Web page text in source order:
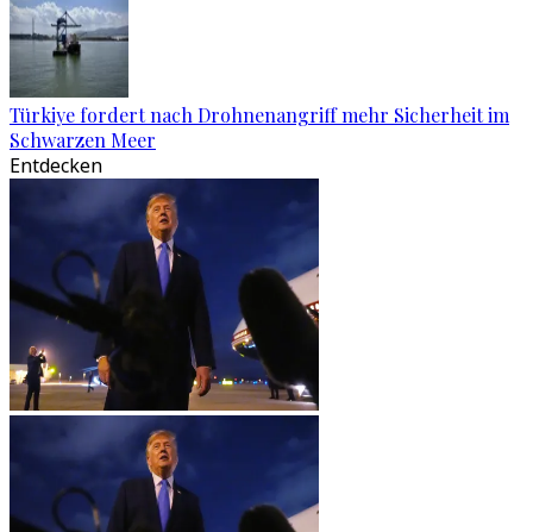
Türkiye fordert nach Drohnenangriff mehr Sicherheit im
Schwarzen Meer
Entdecken